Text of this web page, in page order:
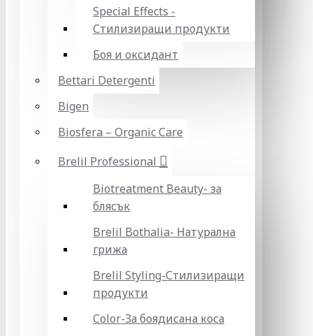
Special Effects -
Стилизиращи продукти
Боя и оксидант
Bettari Detergenti
Bigen
Biosfera – Organic Care
Brelil Professional
Biotreatment Beauty- за
блясък
Brelil Bothalia- Натурална
грижа
Brelil Styling-Стилизиращи
продукти
Color-За боядисана коса